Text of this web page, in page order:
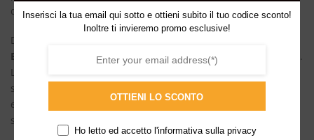
discreto ma indimenticabile.
Disponibile nello shop online,
Ex Nihilo
assicura unaspedizione velocee un
.
Le
senso di mistero e potenza, rendendolo un acquisto
essenziale per chi desidera un profumo che racconti una
storia di fascino eterno.
Inserisci la tua email qui sotto e ottieni subito il tuo codice sconto!
Inoltre ti invieremo promo esclusive!
OTTIENI LO SCONTO
Ho letto ed accetto l'informativa sulla privacy